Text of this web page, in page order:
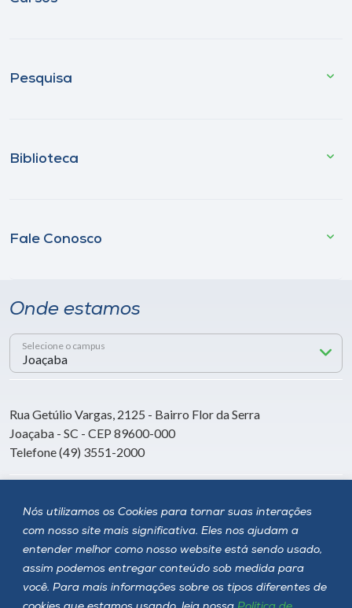
Nós utilizamos os Cookies para tornar suas interações
com nosso site mais significativa. Eles nos ajudam a
entender melhor como nosso website está sendo usado,
assim podemos entregar conteúdo sob medida para
você. Para mais informações sobre os tipos diferentes de
Pesquisa
Biblioteca
Fale Conosco
Onde estamos
Selecione o campus
Rua Getúlio Vargas, 2125 - Bairro Flor da Serra
Joaçaba - SC - CEP 89600-000
Telefone (49) 3551-2000
Siga a Unoesc